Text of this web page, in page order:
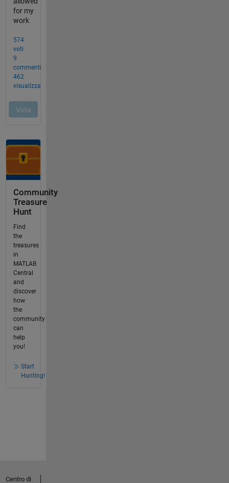
Community
Treasure
Hunt
Find
the
treasures
in
MATLAB
Central
and
discover
how
the
community
can
help
you!
Start
Hunting!
Centro di